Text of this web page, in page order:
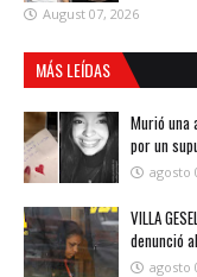
August 07, 2026
MÁS LEÍDAS
Murió una
por un
agosto
VILLA
denunció
agosto